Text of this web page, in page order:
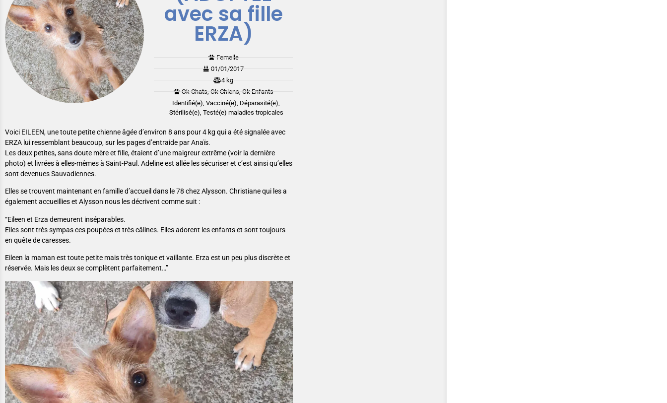
avec sa fille
ERZA)
Femelle
01/01/2017
4 kg
Ok Chats, Ok Chiens, Ok Enfants
Identifié(e), Vacciné(e), Déparasité(e),
Stérilisé(e), Testé(e) maladies tropicales
Voici EILEEN, une toute petite chienne âgée d’environ 8 ans pour 4 kg qui a été signalée avec
ERZA lui ressemblant beaucoup, sur les pages d’entraide par Anaïs.
Les deux petites, sans doute mère et fille, étaient d’une maigreur extrême (voir la dernière
photo) et livrées à elles-mêmes à Saint-Paul. Adeline est allée les sécuriser et c’est ainsi qu’elles
sont devenues Sauvadiennes.
Elles se trouvent maintenant en famille d’accueil dans le 78 chez Alysson. Christiane qui les a
également accueillies et Alysson nous les décrivent comme suit :
“Eileen et Erza demeurent inséparables.
Elles sont très sympas ces poupées et très câlines. Elles adorent les enfants et sont toujours
en quête de caresses.
Eileen la maman est toute petite mais très tonique et vaillante. Erza est un peu plus discrète et
réservée. Mais les deux se complètent parfaitement…”